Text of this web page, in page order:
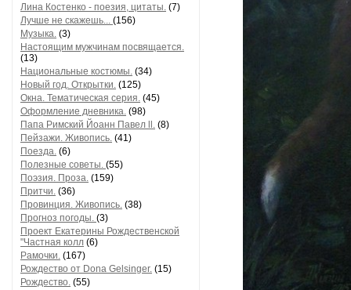
Лина Костенко - поезия, цитаты. (7)
Лучше не скажешь... (156)
Музыка. (3)
Настоящим мужчинам посвящается.
(13)
Национальные костюмы. (34)
Новый год. Открытки. (125)
Окна. Тематическая серия. (45)
Оформление дневника. (98)
Папа Римский Йоанн Павел ll. (8)
Пейзажи. Живопись. (41)
Поезда. (6)
Полезные советы. (55)
Поэзия. Проза. (159)
Притчи. (36)
Провинция. Живопись. (38)
Прогноз погоды. (3)
Проект Екатерины Рождественской
"Частная колл (6)
Рамочки. (167)
Рождество от Dona Gelsinger. (15)
Рождество. (55)